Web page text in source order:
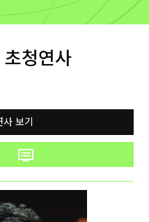
초청연사
사 보기
dvr